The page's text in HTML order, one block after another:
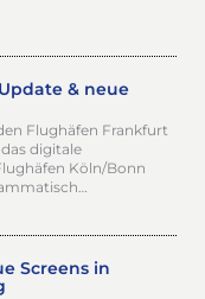
& neue
Flughäfen Frankfurt
digitale
Köln/Bonn
Screens in